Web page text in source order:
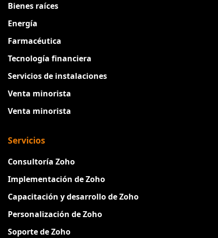
Bienes raíces
Energía
Farmacéutica
Tecnología financiera
Servicios de instalaciones
Venta minorista
Venta minorista
Servicios
Consultoría Zoho
Implementación de Zoho
Capacitación y desarrollo de Zoho
Personalización de Zoho
Soporte de Zoho